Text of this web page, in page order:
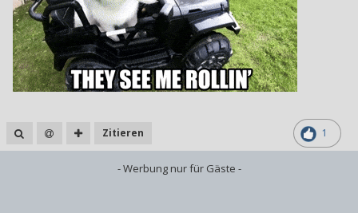
1
Zitieren
- Werbung nur für Gäste -